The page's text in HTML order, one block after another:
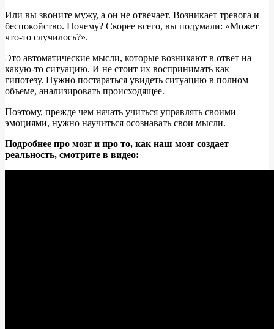
Или вы звоните мужу, а он не отвечает. Возникает тревога и
беспокойство. Почему? Скорее всего, вы подумали: «Может
что-то случилось?».
Это автоматические мысли, которые возникают в ответ на
какую-то ситуацию. И не стоит их воспринимать как
гипотезу. Нужно постараться увидеть ситуацию в полном
объеме, анализировать происходящее.
Поэтому, прежде чем начать учиться управлять своими
эмоциями, нужно научиться осознавать свои мысли.
Подробнее про мозг и про то, как наш мозг создает
реальность, смотрите в видео: